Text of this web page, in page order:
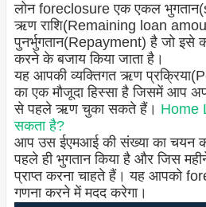
लोन foreclosure एक एकल
ऋण राशि(Remaining loan
पुनर्भुगतान(Repayment) है जो इसे
करने के बजाय किया जाता है।
यह आपकी व्यक्तिगत ऋण
का एक मौजूदा हिस्सा है जिसमें आप
से पहले ऋण चुका सकते हैं। Home
सकता है?
आप उस ईएमआई की संख्या का चयन
पहले ही भुगतान किया है और जिस
प्राप्त करना चाहते हैं। यह आपको
गणना करने में मदद करेगा।